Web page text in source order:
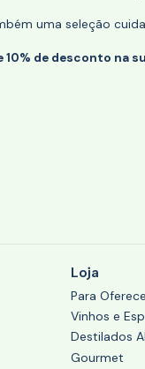
uma seleção
de desconto na
Loja
Para
Vinhos e
Destilados
Gourmet